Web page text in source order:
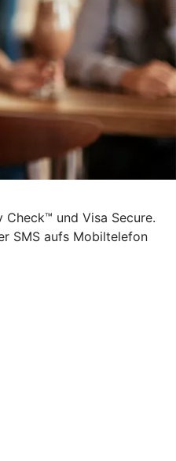
und Visa Secure.
SMS aufs Mobiltelefon